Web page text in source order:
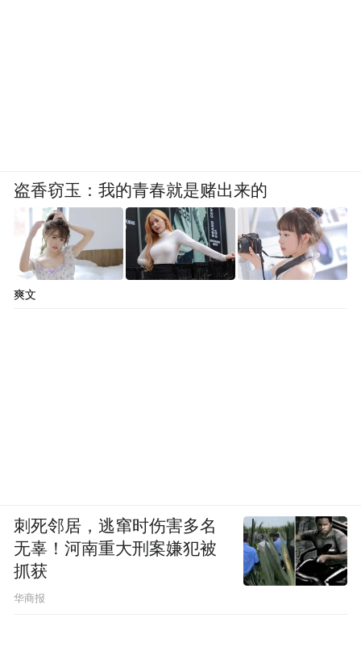
盗香窃玉：我的青春就是赌出来的
爽文
刺死邻居，逃窜时伤害多名
无辜！河南重大刑案嫌犯被
抓获
华商报